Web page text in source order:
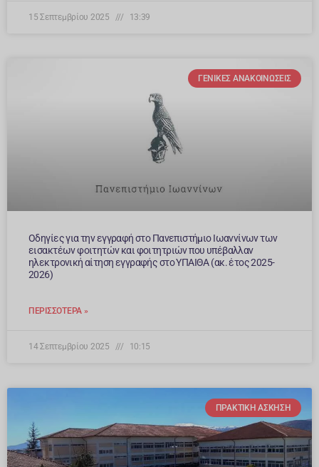
15 Σεπτεμβρίου 2025 13:39
ΓΕΝΙΚΈΣ ΑΝΑΚΟΙΝΏΣΕΙΣ
Οδηγίες για την εγγραφή στο Πανεπιστήμιο Ιωαννίνων των
εισακτέων φοιτητών και φοιτητριών που υπέβαλλαν
ηλεκτρονική αίτηση εγγραφής στο ΥΠΑΙΘΑ (ακ. έτος 2025-
2026)
ΠΕΡΙΣΣΌΤΕΡΑ »
14 Σεπτεμβρίου 2025 10:15
ΠΡΑΚΤΙΚΉ ΆΣΚΗΣΗ